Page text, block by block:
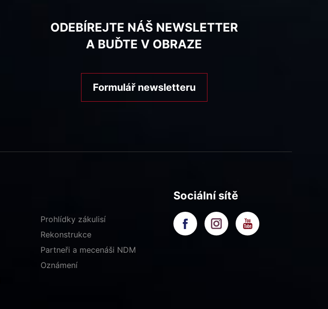
ODEBÍREJTE NÁŠ NEWSLETTER
A BUĎTE V OBRAZE
Formulář newsletteru
Prohlídky zákulisí
Rekonstrukce
Partneři a mecenáši NDM
Oznámení
Sociální sítě